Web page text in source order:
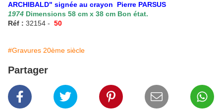
ARCHIBALD" signée au crayon Pierre PARSUS
1974 Dimensions 58 cm x 38 cm Bon état.
Réf : 32154 - 50
#Gravures 20ème siècle
Partager